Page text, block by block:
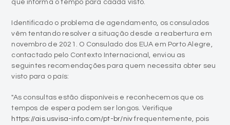
que informa o tempo para caada visto.
Identificado o problema de agendamento, os consulados
vêm tentando resolver a situação desde a reabertura em
novembro de 2021. O Consulado dos EUA em Porto Alegre,
contactado pelo Contexto Internacional, enviou as
seguintes recomendações para quem necessita obter seu
visto para o país:
"As consultas estão disponíveis e reconhecemos que os
tempos de espera podem ser longos. Verifique
https://ais.usvisa-info.com/pt-br/nivfrequentemente, pois